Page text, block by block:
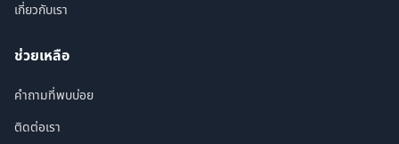
เกี่ยวกับเรา
ช่วยเหลือ
คำถามที่พบบ่อย
ติดต่อเรา